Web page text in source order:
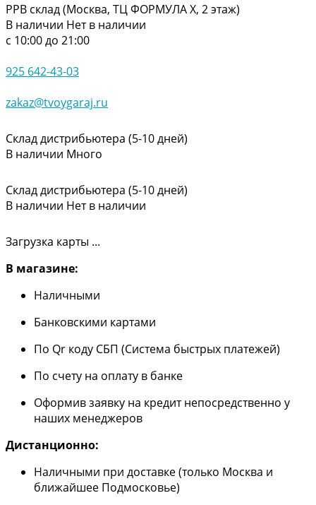
РРВ склад (Москва, ТЦ ФОРМУЛА Х, 2 этаж)
В наличии Нет в наличии
с 10:00 до 21:00
925 642-43-03
zakaz@tvoygaraj.ru
Склад дистрибьютера (5-10 дней)
В наличии Много
Склад дистрибьютера (5-10 дней)
В наличии Нет в наличии
Загрузка карты ...
В магазине:
Наличными
Банковскими картами
По Qr коду СБП (Система быстрых платежей)
По счету на оплату в банке
Оформив заявку на кредит непосредственно у
наших менеджеров
Дистанционно:
Наличными при доставке (только Москва и
ближайшее Подмосковье)